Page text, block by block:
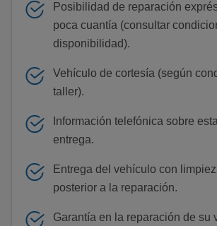
Posibilidad de reparación
poca cuantía (consultar
disponibilidad).
Vehículo de cortesía (según
taller).
Información telefónica sobre
entrega.
Entrega del vehículo con
posterior a la reparación.
Garantía en la reparación de su